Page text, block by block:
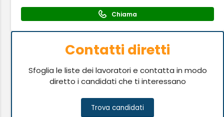
Chiama
Contatti diretti
Sfoglia le liste dei lavoratori e contatta in modo
diretto i candidati che ti interessano
Trova candidati